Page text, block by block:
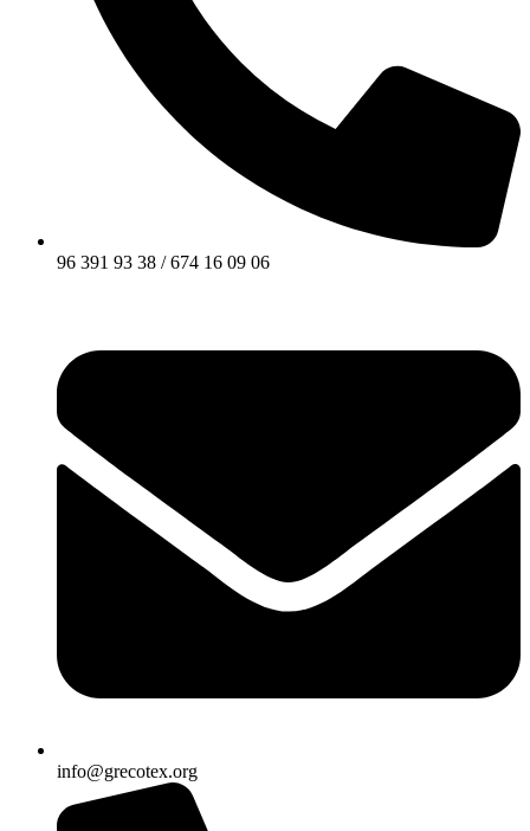
96 391 93 38 / 674 16 09 06
info@grecotex.org